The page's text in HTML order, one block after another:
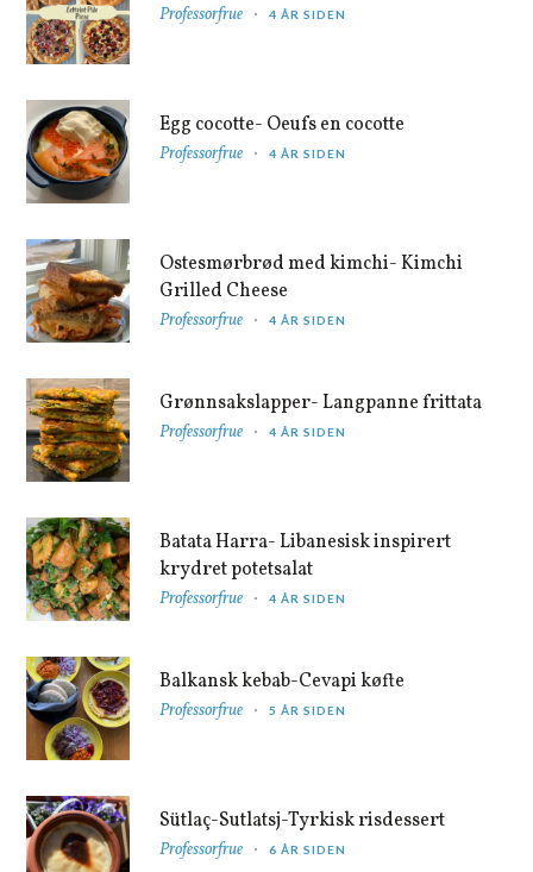
Professorfrue 4 ÅR SIDEN
Egg cocotte- Oeufs en cocotte
Professorfrue 4 ÅR SIDEN
Ostesmørbrød med kimchi- Kimchi
Grilled Cheese
Professorfrue 4 ÅR SIDEN
Grønnsakslapper- Langpanne frittata
Professorfrue 4 ÅR SIDEN
Batata Harra- Libanesisk inspirert
krydret potetsalat
Professorfrue 4 ÅR SIDEN
Balkansk kebab-Cevapi køfte
Professorfrue 5 ÅR SIDEN
Sütlaç-Sutlatsj-Tyrkisk risdessert
Professorfrue 6 ÅR SIDEN